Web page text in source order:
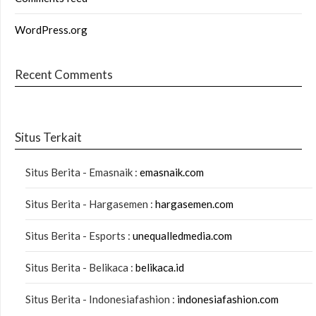
WordPress.org
Recent Comments
Situs Terkait
Situs Berita - Emasnaik : emasnaik.com
Situs Berita - Hargasemen : hargasemen.com
Situs Berita - Esports : unequalledmedia.com
Situs Berita - Belikaca : belikaca.id
Situs Berita - Indonesiafashion : indonesiafashion.com